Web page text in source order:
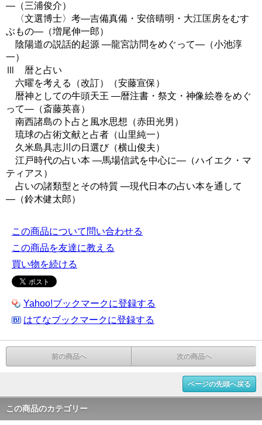
―（三浦俊介）
〈文選博士〉考―吉備真備・安倍晴明・大江匡房をむす
ぶもの―（増尾伸一郎）
陰陽道の説話的起源 ―龍宮訪問をめぐって―（小池淳
一）
Ⅲ 暦と占い
六曜を考える（改訂）（安藤宣保）
暦神としての牛頭天王 ―暦注書・祭文・神像絵巻をめぐ
って―（斎藤英喜）
南西諸島の卜占と風水思想（赤田光男）
琉球の占術文献と占者（山里純一）
久米島具志川の日選び（横山俊夫）
江戸時代の占い本 ―馬場信武を中心に―（ハイエク・マ
ティアス）
占いの諸類型とその特質 ―現代日本の占い本を通して
―（鈴木健太郎）
この商品について問い合わせる
この商品を友達に教える
買い物を続ける
Yahoo!ブックマークに登録する
はてなブックマークに登録する
前の商品へ 次の商品へ
ページの先頭へ戻る
この商品のカテゴリー